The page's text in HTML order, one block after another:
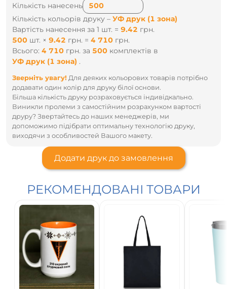
Кількість нанесень
Кількість кольорів друку – УФ друк (1 зона)
Вартість нанесення за 1 шт. = 9.42 грн.
500 шт. × 9.42 грн. = 4 710 грн.
Всього: 4 710 грн. за 500 комплектів в
УФ друк (1 зона) .
Зверніть увагу! Для деяких кольорових товарів потрібно
додавати один колір для друку білої основи.
Більша кількість друку розраховується індивідкально.
Виникли пролеми з самостійним розрахунком вартості
друру? Звертайтесь до наших менеджерів, ми
допоможимо підібрати оптимальну технологію друку,
виходячи з особливостей Вашого макету.
Додати друк до замовлення
РЕКОМЕНДОВАНІ ТОВАРИ